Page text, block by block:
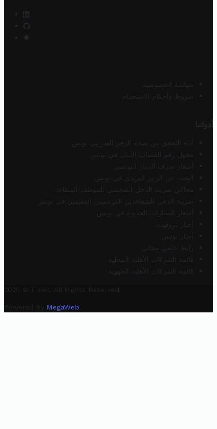
سياسة الخصوصية
شروط وأحكام الاستخدام
أدواتنا
أداة التحقق من صحة الرقم الضريبي تونس
محول رقم الحساب الآيبان في تونس
أسعار صرف الدينار التونسي
البحث عن الرمز البريدي في تونس
محاكي ضريبة الدخل الشخصي للموظف/المتقاعد
ضريبة الدخل للمتقاعدين الفرنسيين المقيمين في تونس
أسعار السيارات الجديدة في تونس
أخبار تروفيت
أخبار تونس
رابط خلفي مجاني
قائمة الشركات الأهلية المحلية
قائمة الشركات الأهلية الجهوية
2025 © Trovit. All Rights Reserved.
Powered By MegaWeb